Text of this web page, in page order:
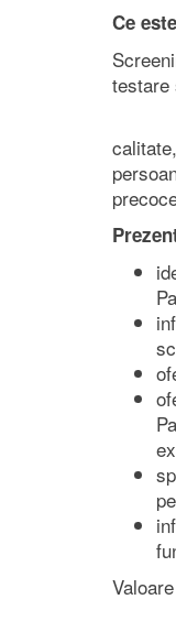
Ce
testare